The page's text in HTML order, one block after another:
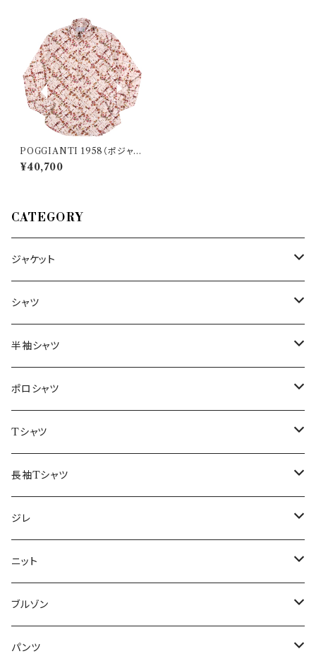
POGGIANTI 1958（ポジャン
ティ 1958） 長袖シャツ FIREN
ZE31F553126SL 34989
¥40,700
CATEGORY
ジャケット
～44/S
46/M
48/L
50/XL～
シャツ
～44/S
46/M
48/L
50/XL～
半袖シャツ
～44/S
46/M
48/L
50/XL～
ポロシャツ
～44/S
46/M
48/L
50/XL～
Tシャツ
～44/S
46/M
48/L
50/XL～
長袖Tシャツ
～44/S
46/M
48/L
50/XL～
ジレ
～44/S
46/M
48/L
ニット
～44/S
46/M
ブルゾン
～44/S
パンツ